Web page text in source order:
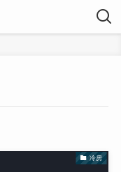
冷房